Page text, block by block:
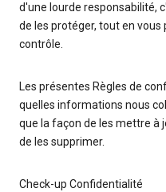
d'une lourde responsabilité,
de les protéger, tout en
contrôle.
Les présentes Règles de
quelles informations nous
que la façon de les mettre à
de les supprimer.
Check-up Confidentialité